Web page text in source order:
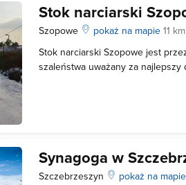
Stok narciarski
Szopowe pokaż na mapie11
Stok narciarski Szopowe jest
szaleństwa uważany za najlepszy
Synagoga w
Szczebrzeszyn pokaż na